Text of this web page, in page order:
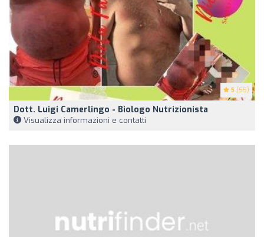
5 (55)
Dott. Luigi Camerlingo - Biologo Nutrizionista
Visualizza informazioni e contatti